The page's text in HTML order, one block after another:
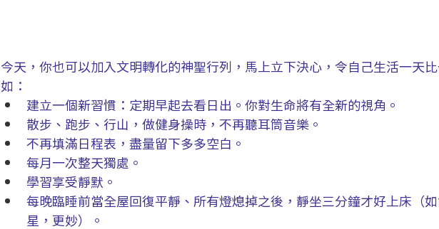
今天，你也可以加入文明轉化的神聖行列，馬上立下決心，令自己生活一天
如：
建立一個新習慣：定期早起去看日出。你對生命將有全新的視角。
散步、跑步、行山，做健身操時，不再聽耳筒音樂。
不再填滿日程表，盡量留下多多空白。
每月一次整天獨處。
學習享受靜默。
每晚臨睡前當全屋回復平靜、所有燈熄掉之後，靜坐三分鐘才好上床（
星，更妙）。